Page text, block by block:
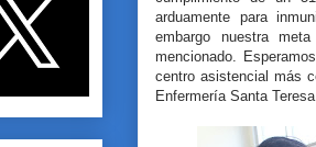
arduamente para
embargo nuestra
mencionado.
centro asistencial más
Enfermería Santa